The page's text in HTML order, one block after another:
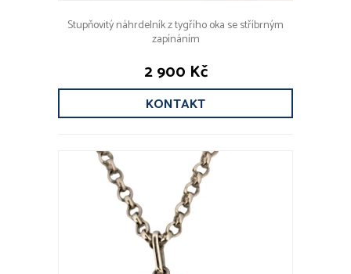
Stupňovitý náhrdelník z tygřího oka se stříbrným
zapínáním
2 900 Kč
KONTAKT